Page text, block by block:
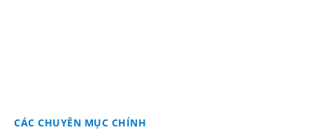
CÁC CHUYÊN MỤC CHÍNH